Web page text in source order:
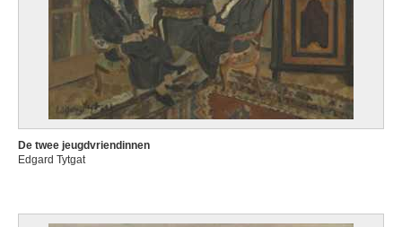
De twee jeugdvriendinnen
Edgard Tytgat